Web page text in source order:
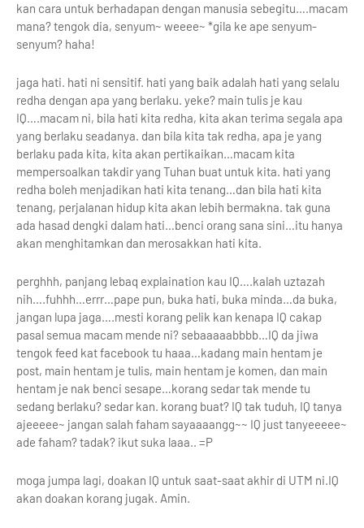
kan cara untuk berhadapan dengan manusia sebegitu….macam
mana? tengok dia, senyum~ weeee~ *gila ke ape senyum-
senyum? haha!
jaga hati. hati ni sensitif. hati yang baik adalah hati yang selalu
redha dengan apa yang berlaku. yeke? main tulis je kau
IQ….macam ni, bila hati kita redha, kita akan terima segala apa
yang berlaku seadanya. dan bila kita tak redha, apa je yang
berlaku pada kita, kita akan pertikaikan…macam kita
mempersoalkan takdir yang Tuhan buat untuk kita. hati yang
redha boleh menjadikan hati kita tenang…dan bila hati kita
tenang, perjalanan hidup kita akan lebih bermakna. tak guna
ada hasad dengki dalam hati…benci orang sana sini…itu hanya
akan menghitamkan dan merosakkan hati kita.
perghhh, panjang lebaq explaination kau IQ….kalah uztazah
nih….fuhhh…errr…pape pun, buka hati, buka minda…da buka,
jangan lupa jaga….mesti korang pelik kan kenapa IQ cakap
pasal semua macam mende ni? sebaaaaabbbb…IQ da jiwa
tengok feed kat facebook tu haaa…kadang main hentam je
post, main hentam je tulis, main hentam je komen, dan main
hentam je nak benci sesape…korang sedar tak mende tu
sedang berlaku? sedar kan. korang buat? IQ tak tuduh, IQ tanya
ajeeeee~ jangan salah faham sayaaaangg~~ IQ just tanyeeeee~
ade faham? tadak? ikut suka laaa.. =P
moga jumpa lagi, doakan IQ untuk saat-saat akhir di UTM ni.IQ
akan doakan korang jugak. Amin.